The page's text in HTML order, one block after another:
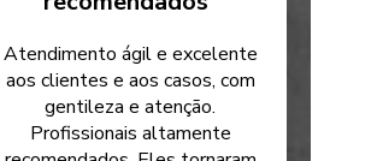
Atendimento ágil e excelente
aos clientes e aos casos, com
gentileza e atenção.
Profissionais altamente